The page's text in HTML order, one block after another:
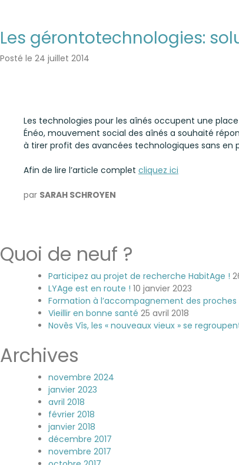
Les gérontotechnologies:
Posté le 24 juillet 2014
Les technologies pour les aînés occupent une
Énéo, mouvement social des aînés a souhaité
à tirer profit des avancées technologiques sans en
Afin de lire l’article complet cliquez ici
par SARAH SCHROYEN
Quoi de neuf ?
Participez au projet de recherche HabitAge !
LYAge est en route ! 10 janvier 2023
Formation à l’accompagnement des proches
Vieillir en bonne santé 25 avril 2018
Novês Vîs, les « nouveaux vieux » se
Archives
novembre 2024
janvier 2023
avril 2018
février 2018
janvier 2018
décembre 2017
novembre 2017